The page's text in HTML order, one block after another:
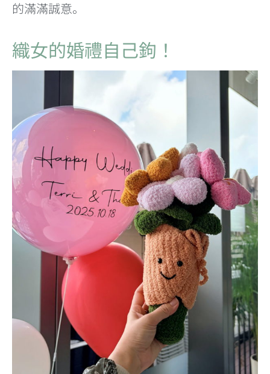
的滿滿誠意。
織女的婚禮自己鉤！